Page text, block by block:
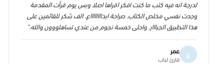
لدرجة انه فيه كتب ما كنت افكر اقراها اصلا وبس يوم قرأت المقدمة
وجدت نفسي مخلص الكتاب. صراحة ابدااااااااع. الف شكر للقائمين على
هذا التطبيق الجبااار. واحلى خمسة نجوم من عندي تساهلووون والله.”
ع عمر
قارئ لباب